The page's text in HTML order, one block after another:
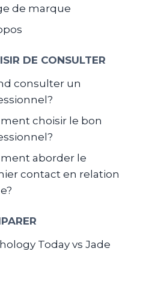
de marque
DE CONSULTER
consulter un
choisir le bon
aborder le
contact en relation
Today vs Jade